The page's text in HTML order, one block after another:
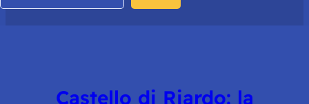
Castello di Riardo: la